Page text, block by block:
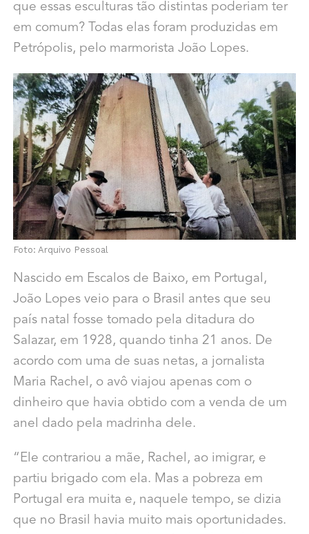
que essas esculturas tão distintas poderiam ter
em comum? Todas elas foram produzidas em
Petrópolis, pelo marmorista João Lopes.
Foto: Arquivo Pessoal
Nascido em Escalos de Baixo, em Portugal,
João Lopes veio para o Brasil antes que seu
país natal fosse tomado pela ditadura do
Salazar, em 1928, quando tinha 21 anos. De
acordo com uma de suas netas, a jornalista
Maria Rachel, o avô viajou apenas com o
dinheiro que havia obtido com a venda de um
anel dado pela madrinha dele.
“Ele contrariou a mãe, Rachel, ao imigrar, e
partiu brigado com ela. Mas a pobreza em
Portugal era muita e, naquele tempo, se dizia
que no Brasil havia muito mais oportunidades.